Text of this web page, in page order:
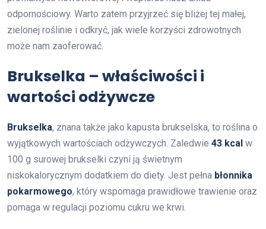
odpornościowy. Warto zatem przyjrzeć się bliżej tej małej,
zielonej roślinie i odkryć, jak wiele korzyści zdrowotnych
może nam zaoferować.
Brukselka – właściwości i
wartości odżywcze
Brukselka, znana także jako kapusta brukselska, to roślina o
wyjątkowych wartościach odżywczych. Zaledwie 43 kcal w
100 g surowej brukselki czyni ją świetnym
niskokalorycznym dodatkiem do diety. Jest pełna błonnika
pokarmowego, który wspomaga prawidłowe trawienie oraz
pomaga w regulacji poziomu cukru we krwi.